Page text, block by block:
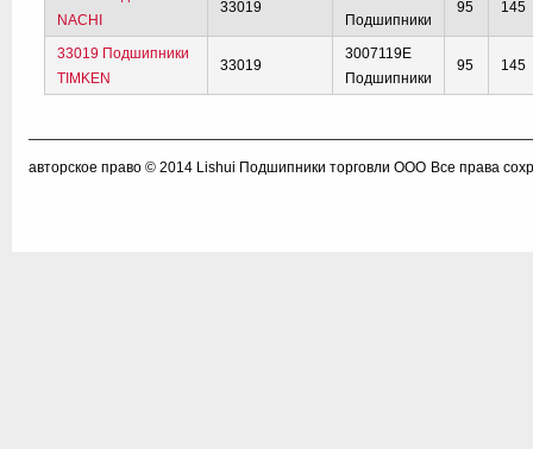
NACHI
33019
Подшипники
95 145
33019 Подшипники
TIMKEN
33019
3007119E
Подшипники
95 145
авторское право © 2014 Lishui Подшипники торговли ООО Все права